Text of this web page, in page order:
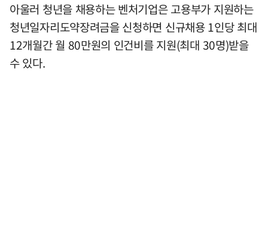
아울러 청년을 채용하는 벤처기업은 고용부가 지원하는
청년일자리도약장려금을 신청하면 신규채용 1인당 최대
12개월간 월 80만원의 인건비를 지원(최대 30명)받을
수 있다.